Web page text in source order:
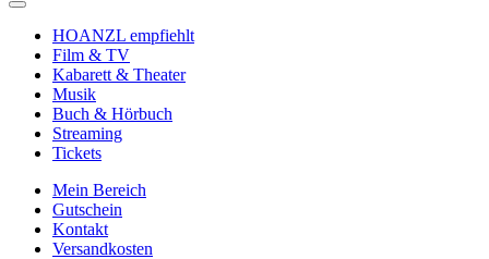
HOANZL empfiehlt
Film & TV
Kabarett & Theater
Musik
Buch & Hörbuch
Streaming
Tickets
Mein Bereich
Gutschein
Kontakt
Versandkosten